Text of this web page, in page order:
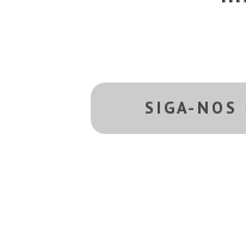
SIGA-NOS